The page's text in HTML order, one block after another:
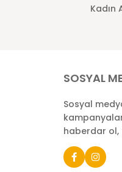
Kadın
SOSYAL
Sosyal
haberdar ol,